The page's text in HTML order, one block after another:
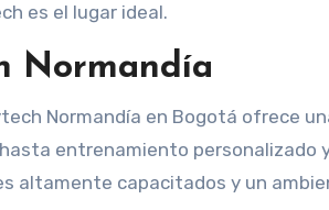
es el lugar ideal.
Normandía
Normandía en Bogotá ofrece
entrenamiento personalizado
altamente capacitados y un